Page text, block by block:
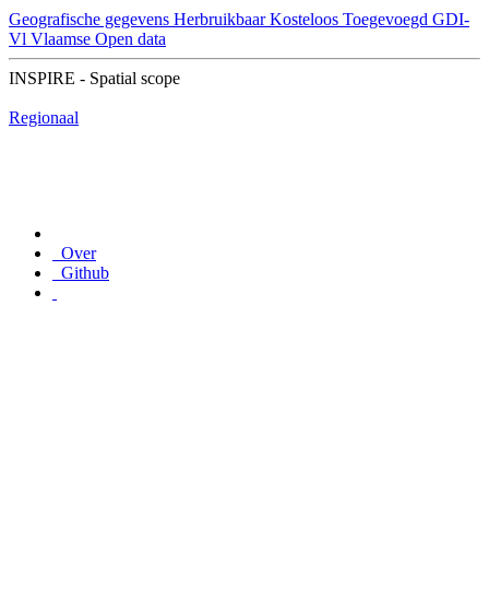
Geografische gegevens Herbruikbaar Kosteloos Toegevoegd GDI-
Vl Vlaamse Open data
INSPIRE - Spatial scope
Regionaal
Over
Github